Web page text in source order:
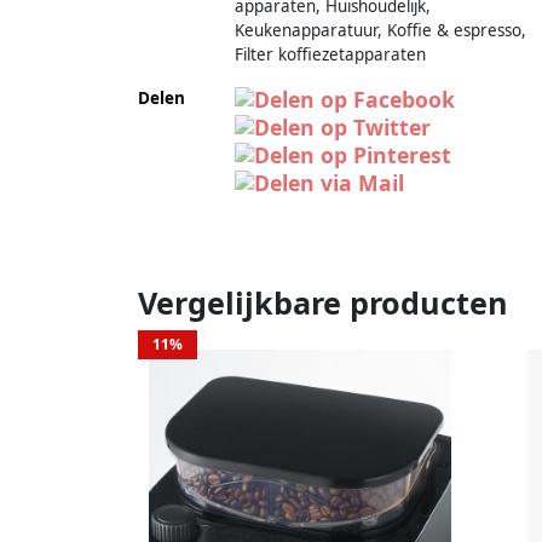
apparaten, Huishoudelijk,
Keukenapparatuur, Koffie & espresso,
Filter koffiezetapparaten
Delen
Vergelijkbare producten
11%